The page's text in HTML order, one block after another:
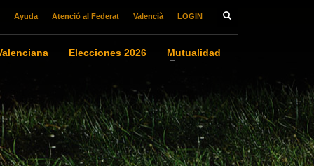
Ayuda Atenció al Federat Valencià LOGIN
Elecciones 2026 Mutualidad